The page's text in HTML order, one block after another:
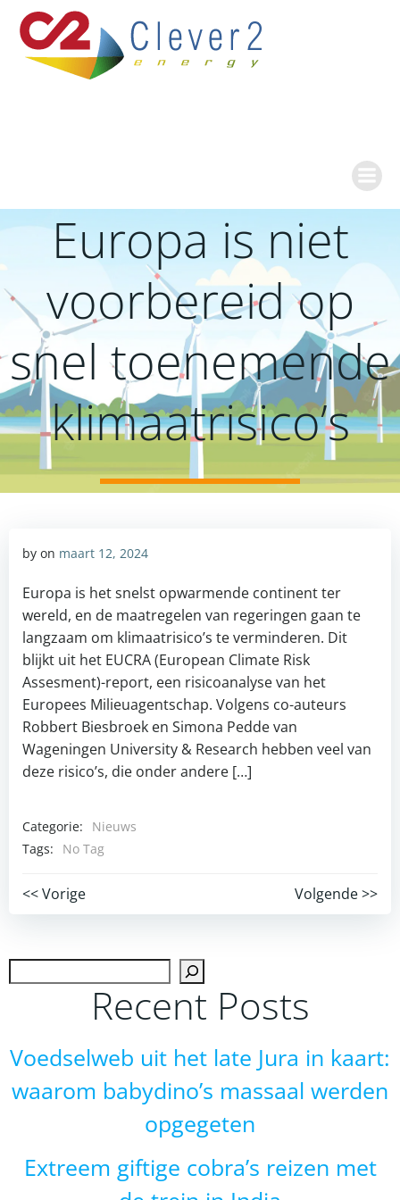
naar
de
inhoud
Europa is niet
voorbereid op
snel toenemende
klimaatrisico’s
by on maart 12, 2024
Europa is het snelst opwarmende continent ter
wereld, en de maatregelen van regeringen gaan te
langzaam om klimaatrisico’s te verminderen. Dit
blijkt uit het EUCRA (European Climate Risk
Assesment)-report, een risicoanalyse van het
Europees Milieuagentschap. Volgens co-auteurs
Robbert Biesbroek en Simona Pedde van
Wageningen University & Research hebben veel van
deze risico’s, die onder andere […]
Categorie:
Nieuws
Tags:
No Tag
Post
navigation
<< Vorige
Post
navigation
Volgende >>
Recent Posts
Voedselweb uit het late Jura in kaart:
waarom babydino’s massaal werden
opgegeten
Extreem giftige cobra’s reizen met